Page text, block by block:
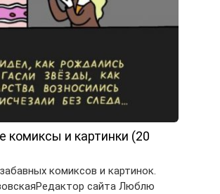
комиксы и картинки (20
комиксов и картинок.
сайта Люблю